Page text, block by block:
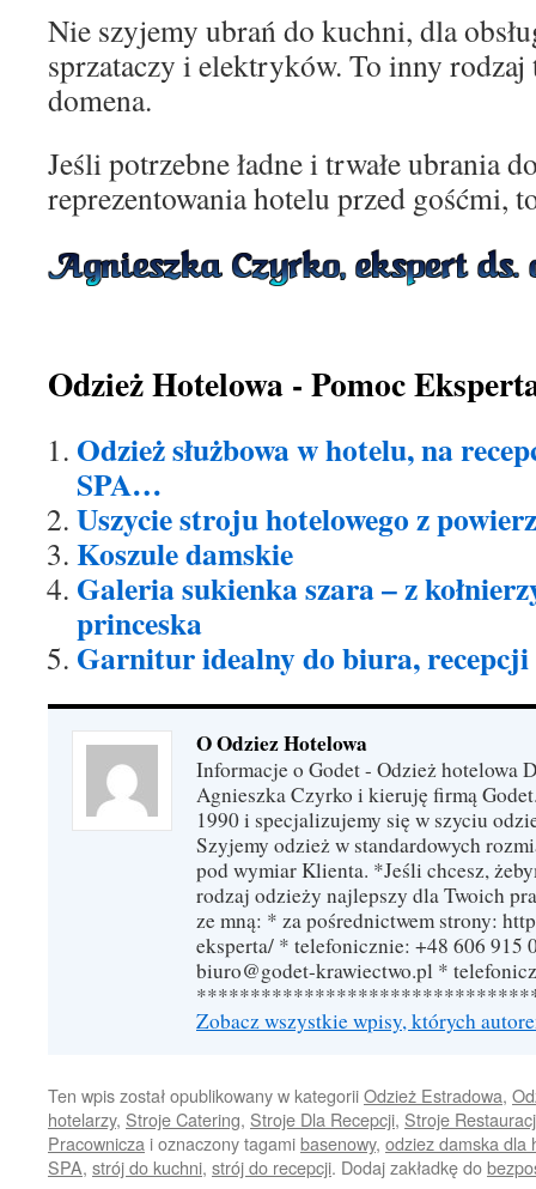
Nie szyjemy ubrań do kuchni, dla
sprzataczy i elektryków. To inny rodzaj
domena.
Jeśli potrzebne ładne i trwałe ubrania
reprezentowania hotelu przed gośćmi,
Odzież Hotelowa - Pomoc
Odzież służbowa w hotelu, na
SPA…
Uszycie stroju hotelowego z
Koszule damskie
Galeria sukienka szara – z
princeska
Garnitur idealny do biura, recepcji
O Odziez Hotelowa
Informacje o Godet - Odzież hotelowa
Agnieszka Czyrko i kieruję firmą
1990 i specjalizujemy się w szyciu
Szyjemy odzież w standardowych
pod wymiar Klienta. *Jeśli chcesz,
rodzaj odzieży najlepszy dla Twoich
ze mną: * za pośrednictwem strony:
eksperta/ * telefonicznie: +48 606 915
biuro@godet-krawiectwo.pl *
Zobacz wszystkie wpisy, których
Ten wpis został opublikowany w kategoriiOdzież Estradowa,
hotelarzy, Stroje Catering, Stroje Dla Recepcji, Stroje
Pracownicza i oznaczony tagamibasenowy, odziez damska dla
SPA, strój do kuchni, strój do recepcji. Dodaj zakładkę do